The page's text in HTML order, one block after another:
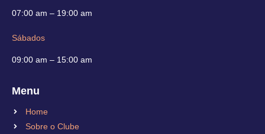
07:00 am – 19:00 am
Sábados
09:00 am – 15:00 am
Menu
Home
Sobre o Clube